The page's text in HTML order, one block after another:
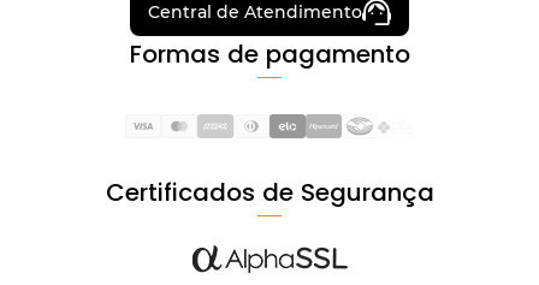
Central de Atendimento
Formas de pagamento
Certificados de Segurança